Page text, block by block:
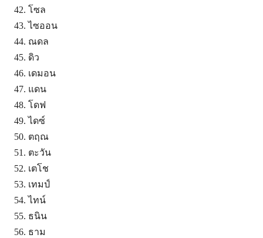
โซล
ไซออน
ณดล
ดิว
เดมอน
แดน
โดฟ
ไดซ์
ตฤณ
ตะวัน
เตโช
เทมป์
ไทน์
ธนิน
ธาม